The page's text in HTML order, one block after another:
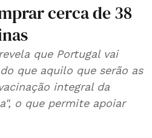
cerca de 38
que Portugal vai
que aquilo que serão as
integral da
o que permite apoiar